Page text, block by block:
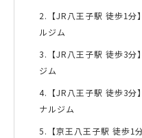
2.【JR八王子駅 徒歩1
ルジム
3.【JR八王子駅 徒歩3分
ジム
4.【JR八王子駅 徒歩3
ナルジム
5.【京王八王子駅 徒歩1